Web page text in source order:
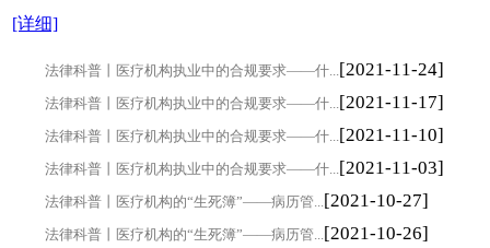
[详细]
法律科普丨医疗机构执业中的合规要求——什...[2021-11-24]
法律科普丨医疗机构执业中的合规要求——什...[2021-11-17]
法律科普丨医疗机构执业中的合规要求——什...[2021-11-10]
法律科普丨医疗机构执业中的合规要求——什...[2021-11-03]
法律科普丨医疗机构的“生死簿”——病历管...[2021-10-27]
法律科普丨医疗机构的“生死簿”——病历管...[2021-10-26]